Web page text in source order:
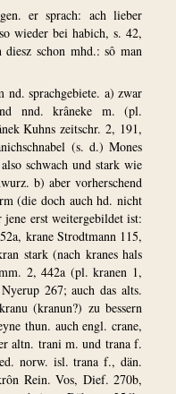
er sprach: ach lieber
wieder bei habich, s. 42,
schon mhd.: sô man
nd. sprachgebiete. a) zwar
nnd. krâneke m. (pl.
Kuhns zeitschr. 2, 191,
(s. d.) Mones
schwach und stark wie
b) aber vorherschend
(die doch auch hd. nicht
erst weitergebildet ist:
krane Strodtmann 115,
stark (nach kranes hals
2, 442a (pl. kranen 1,
267; auch das alts.
(kranun?) zu bessern
thun. auch engl. crane,
altn. trani m. und trana f.
norw. isl. trana f., dän.
Rein. Vos, Dief. 270b,